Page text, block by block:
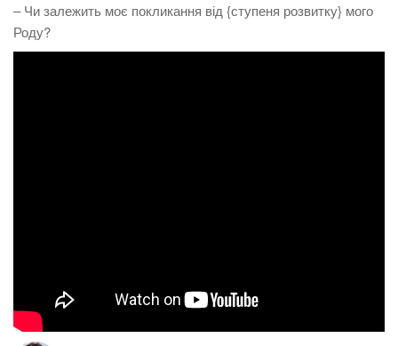
– Чи залежить моє покликання від {ступеня розвитку} мого
Роду?